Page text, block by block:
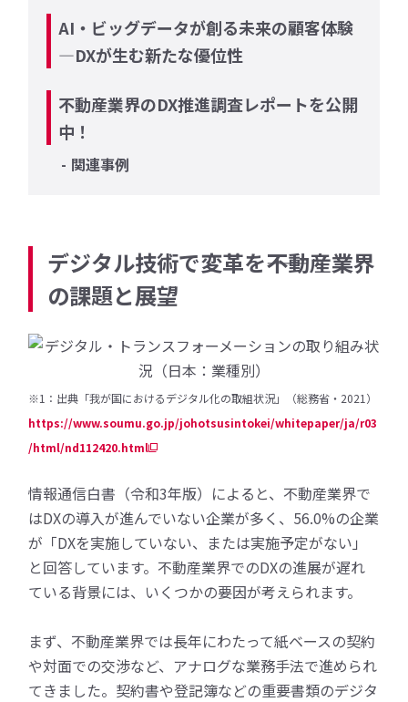
AI・ビッグデータが創る未来の顧客体験
―DXが生む新たな優位性
不動産業界のDX推進調査レポートを公開
中！
関連事例
デジタル技術で変革を――不動産業界
の課題と展望
※1：出典「我が国におけるデジタル化の取組状況」（総務省・2021）
https://www.soumu.go.jp/johotsusintokei/whitepaper/ja/r03
/html/nd112420.html
情報通信白書（令和3年版）によると、不動産業界で
はDXの導入が進んでいない企業が多く、56.0%の企業
が「DXを実施していない、または実施予定がない」
と回答しています。不動産業界でのDXの進展が遅れ
ている背景には、いくつかの要因が考えられます。
まず、不動産業界では長年にわたって紙ベースの契約
や対面での交渉など、アナログな業務手法で進められ
てきました。契約書や登記簿などの重要書類のデジタ